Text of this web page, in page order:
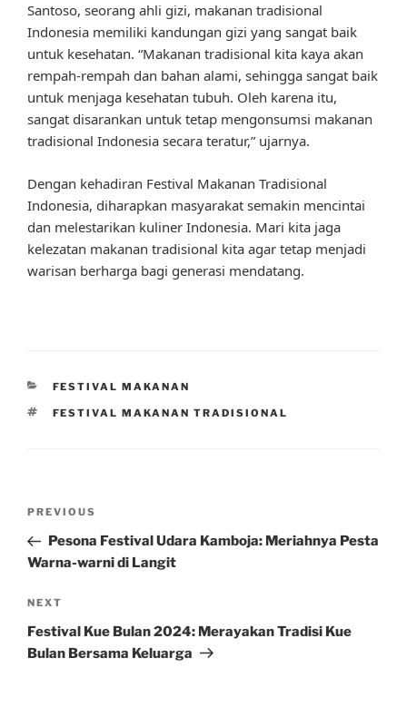
Santoso, seorang ahli gizi, makanan tradisional
Indonesia memiliki kandungan gizi yang sangat baik
untuk kesehatan. “Makanan tradisional kita kaya akan
rempah-rempah dan bahan alami, sehingga sangat baik
untuk menjaga kesehatan tubuh. Oleh karena itu,
sangat disarankan untuk tetap mengonsumsi makanan
tradisional Indonesia secara teratur,” ujarnya.
Dengan kehadiran Festival Makanan Tradisional
Indonesia, diharapkan masyarakat semakin mencintai
dan melestarikan kuliner Indonesia. Mari kita jaga
kelezatan makanan tradisional kita agar tetap menjadi
warisan berharga bagi generasi mendatang.
CATEGORIES
FESTIVAL MAKANAN
TAGS
FESTIVAL MAKANAN TRADISIONAL
Previous
Post
PREVIOUS
Pesona Festival Udara Kamboja: Meriahnya Pesta
Warna-warni di Langit
Next
Post
NEXT
Festival Kue Bulan 2024: Merayakan Tradisi Kue
Bulan Bersama Keluarga